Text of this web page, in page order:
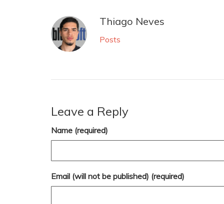
Thiago Neves
Posts
Leave a Reply
Name (required)
Email (will not be published) (required)